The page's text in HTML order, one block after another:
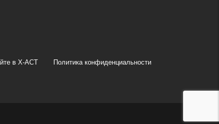
в X-ACT Политика конфиденциальности